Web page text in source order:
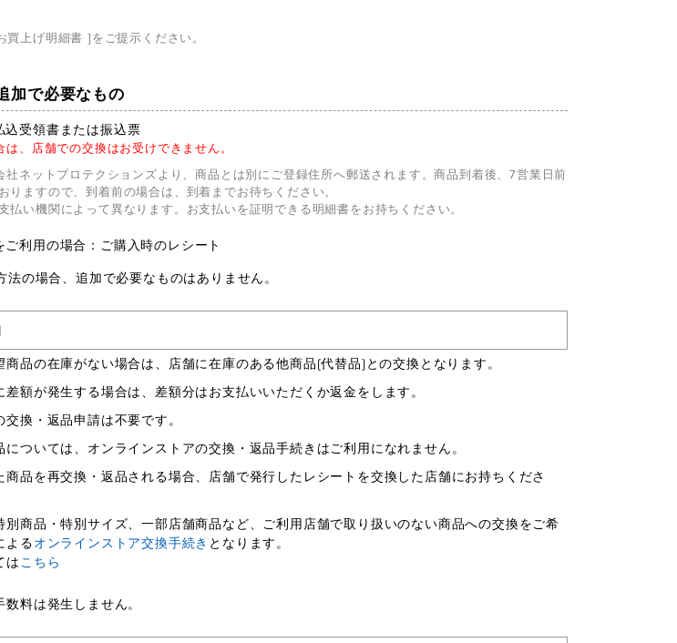
買上げ明細書 ]をご提示ください。
加で必要なもの
込受領書または振込票
は、店舗での交換はお受けできません。
社ネットプロテクションズより、商品とは別にご登録住所へ郵送されます。商品到着後、7営業日前
りますので、到着前の場合は、到着までお待ちください。
払い機関によって異なります。お支払いを証明できる明細書をお持ちください。
ご利用の場合：ご購入時のレシート
法の場合、追加で必要なものはありません。
商品の在庫がない場合は、店舗に在庫のある他商品(代替品)との交換となります。
額が発生する場合は、差額分はお支払いいただくか返金をします。
換・返品申請は不要です。
については、オンラインストアの交換・返品手続きはご利用になれません。
商品を再交換・返品される場合、店舗で発行したレシートを交換した店舗にお持ちくださ
別商品・特別サイズ、一部店舗商品など、ご利用店舗で取り扱いのない商品への交換をご希
よるオンラインストア交換手続き となります。
はこちら
料は発生しません。